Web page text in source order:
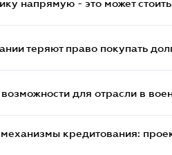
напрямую - это может
теряют право покупать
для отрасли в
кредитования: